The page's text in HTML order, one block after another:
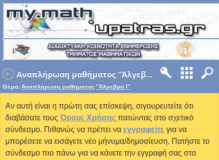
Αναπλήρωση μαθήματος "Άλγεβρα Ι"
Θέμα:Αναπλήρωση μαθήματος "Άλγεβρα Ι"
Αν αυτή είναι η πρώτη σας επίσκεψη, σιγουρευτείτε ότι
διαβάσατε τους Όρους Χρήσης πατώντας στο σχετικό
σύνδεσμο. Πιθανώς να πρέπει να εγγραφείτε για να
μπορέσετε να εισάγετε νέο μήνυμα/δημοσίευση. Πατήστε το
σύνδεσμο πιο πάνω για να κάνετε την εγγραφή σας στο